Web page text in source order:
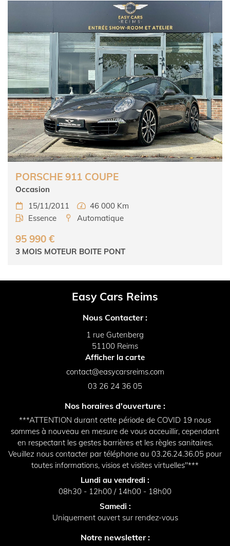
PORSCHE 911 COUPE
Occasion
 15/11/2011  46 000 Km
 Essence  Automatique
95 990 €
3 MOIS MOTEUR BOITE PONT
Easy Cars Reims
Nous Contacter :
1 rue Gutenberg
51100 Reims
Afficher la carte
03 26 24 36 05
Nos horaires d'ouverture :
***ATTENTION durant cette période de COVID 19 nous
sommes à nouveau en mesure de vous acceuillir, cependant
en respectant les gestes barrières et les règles sanitaires.
Veuillez nous contacter par téléphone au 03.26.24.36.05 pour
toutes informations, visios et visites virtuelles"***
Lundi au vendredi :
08h30 - 12h00 / 14h00 - 18h00
Samedi :
Uniquement ouvert sur rendez-vous
Notre newsletter :